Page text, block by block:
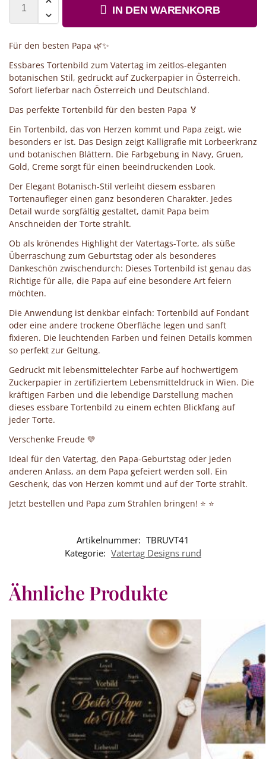
IN DEN WARENKORB
Für den besten Papa 🌿✨
Essbares Tortenbild zum Vatertag im zeitlos-eleganten
botanischen Stil, gedruckt auf Zuckerpapier in Österreich.
Sofort lieferbar nach Österreich und Deutschland.
Das perfekte Tortenbild für den besten Papa 🏅
Ein Tortenbild, das von Herzen kommt und Papa zeigt, wie
besonders er ist. Das Design zeigt Kalligrafie mit Lorbeerkranz
und botanischen Blättern. Die Farbgebung in Navy, Gruen,
Gold, Creme sorgt für einen beeindruckenden Look.
Der Elegant Botanisch-Stil verleiht diesem essbaren
Tortenaufleger einen ganz besonderen Charakter. Jedes
Detail wurde sorgfältig gestaltet, damit Papa beim
Anschneiden der Torte strahlt.
Ob als krönendes Highlight der Vatertags-Torte, als süße
Überraschung zum Geburtstag oder als besonderes
Dankeschön zwischendurch: Dieses Tortenbild ist genau das
Richtige für alle, die Papa auf eine besondere Art feiern
möchten.
Die Anwendung ist denkbar einfach: Tortenbild auf Fondant
oder eine andere trockene Oberfläche legen und sanft
fixieren. Die leuchtenden Farben und feinen Details kommen
so perfekt zur Geltung.
Gedruckt mit lebensmittelechter Farbe auf hochwertigem
Zuckerpapier in zertifiziertem Lebensmitteldruck in Wien. Die
kräftigen Farben und die lebendige Darstellung machen
dieses essbare Tortenbild zu einem echten Blickfang auf
jeder Torte.
Verschenke Freude 💛
Ideal für den Vatertag, den Papa-Geburtstag oder jeden
anderen Anlass, an dem Papa gefeiert werden soll. Ein
Geschenk, das von Herzen kommt und auf der Torte strahlt.
Jetzt bestellen und Papa zum Strahlen bringen! ⭐ ⭐
Artikelnummer: TBRUVT41
Kategorie: Vatertag Designs rund
Ähnliche Produkte